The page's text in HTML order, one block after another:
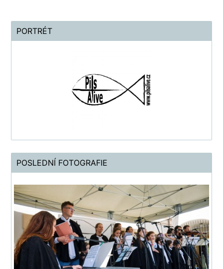
PORTRÉT
POSLEDNÍ FOTOGRAFIE